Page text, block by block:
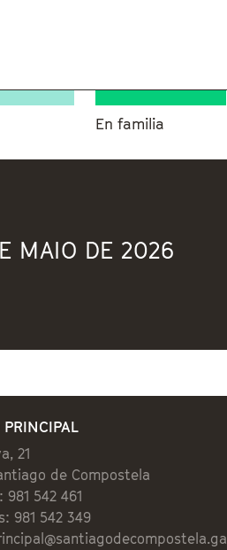
En familia
MAIO DE 2026
PRINCIPAL
21
de Compostela
981 542 461
981 542 349